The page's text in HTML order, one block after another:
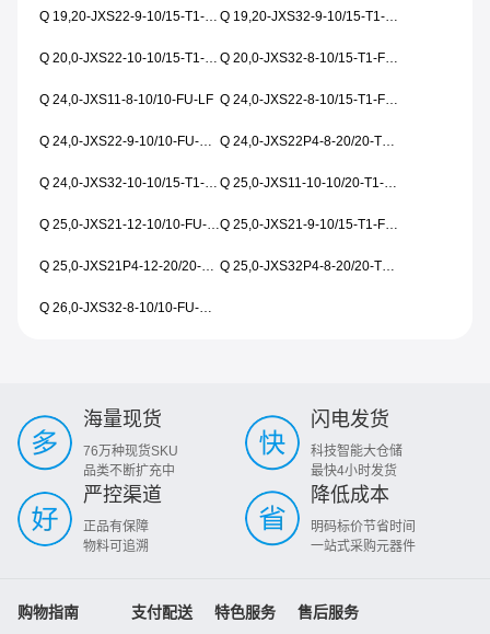
Q 19,20-JXS22-9-10/15-T1-WA-LF Q 19,20-JXS32-9-10/15-T1-WA-LF
Q 20,0-JXS22-10-10/15-T1-FU-WA-LF Q 20,0-JXS32-8-10/15-T1-FU-WA-LF
Q 24,0-JXS11-8-10/10-FU-LF Q 24,0-JXS22-8-10/15-T1-FU-WA-LF
Q 24,0-JXS22-9-10/10-FU-WA-LF Q 24,0-JXS22P4-8-20/20-T1-FU-AEC-LF
Q 24,0-JXS32-10-10/15-T1-FU-WA-LF Q 25,0-JXS11-10-10/20-T1-FU-LF
Q 25,0-JXS21-12-10/10-FU-WA-LF Q 25,0-JXS21-9-10/15-T1-FU-WA-LF
Q 25,0-JXS21P4-12-20/20-T1-FU-AEC-LF Q 25,0-JXS32P4-8-20/20-T1-FU-AEC-LF
Q 26,0-JXS32-8-10/10-FU-WA-LF
海量现货
76万种现货SKU
品类不断扩充中
闪电发货
科技智能大仓储
最快4小时发货
严控渠道
正品有保障
物料可追溯
降低成本
明码标价节省时间
一站式采购元器件
购物指南 支付配送 特色服务 售后服务